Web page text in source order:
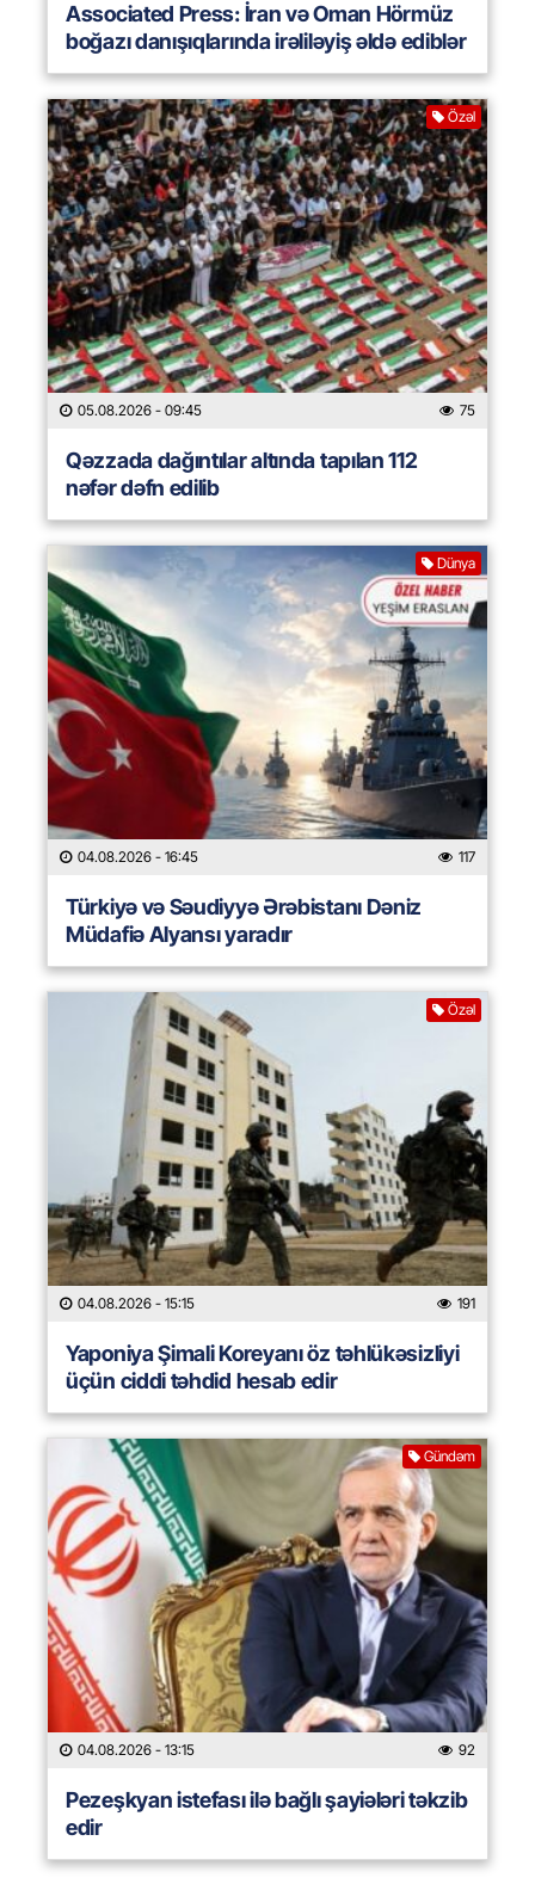
Associated Press: İran və Oman Hörmüz
boğazı danışıqlarında irəliləyiş əldə ediblər
Özəl
05.08.2026 - 09:45 75
Qəzzada dağıntılar altında tapılan 112
nəfər dəfn edilib
Dünya
04.08.2026 - 16:45 117
Türkiyə və Səudiyyə Ərəbistanı Dəniz
Müdafiə Alyansı yaradır
Özəl
04.08.2026 - 15:15 191
Yaponiya Şimali Koreyanı öz təhlükəsizliyi
üçün ciddi təhdid hesab edir
Gündəm
04.08.2026 - 13:15 92
Pezeşkyan istefası ilə bağlı şayiələri təkzib
edir